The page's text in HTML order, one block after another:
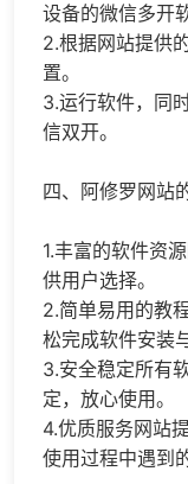
设备的微信多开
2.根据网站提供
置。
3.运行软件，同
信双开。
四、阿修罗网站
1.丰富的软件资
供用户选择。
2.简单易用的教
松完成软件安装
3.安全稳定所有
定，放心使用。
4.优质服务网站
使用过程中遇到